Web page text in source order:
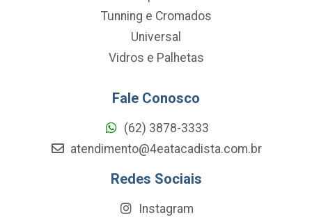
Tunning e Cromados
Universal
Vidros e Palhetas
Fale Conosco
(62) 3878-3333
atendimento@4eatacadista.com.br
Redes Sociais
Instagram